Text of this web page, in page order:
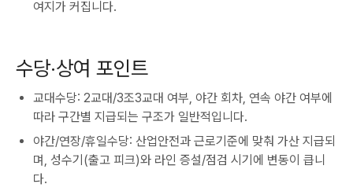
여지가 커집니다.
수당·상여 포인트
교대수당: 2교대/3조3교대 여부, 야간 회차, 연속 야간 여부에
따라 구간별 지급되는 구조가 일반적입니다.
야간/연장/휴일수당: 산업안전과 근로기준에 맞춰 가산 지급되
며, 성수기(출고 피크)와 라인 증설/점검 시기에 변동이 큽니
다.